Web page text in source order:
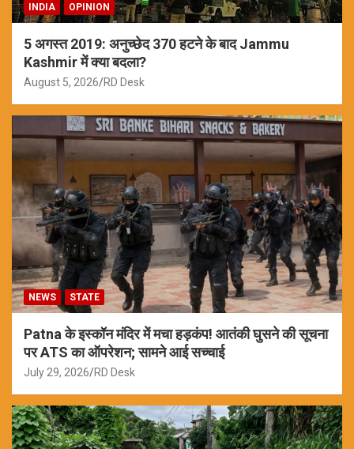
INDIA OPINION
5 अगस्त 2019: अनुच्छेद 370 हटने के बाद Jammu
Kashmir में क्या बदला?
August 5, 2026 RD Desk
NEWS STATE
Patna के इस्कॉन मंदिर में मचा हड़कंप! आतंकी घुसने की सूचना
पर ATS का ऑपरेशन; सामने आई सच्चाई
July 29, 2026 RD Desk